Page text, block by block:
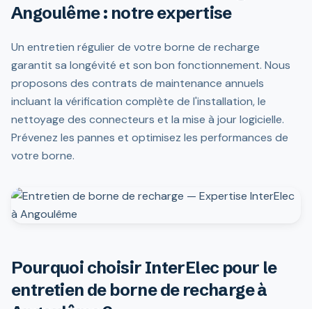
Angoulême : notre expertise
Un entretien régulier de votre borne de recharge
garantit sa longévité et son bon fonctionnement. Nous
proposons des contrats de maintenance annuels
incluant la vérification complète de l'installation, le
nettoyage des connecteurs et la mise à jour logicielle.
Prévenez les pannes et optimisez les performances de
votre borne.
Pourquoi choisir InterElec pour le
entretien de borne de recharge à